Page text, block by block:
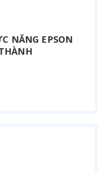
NĂNG EPSON